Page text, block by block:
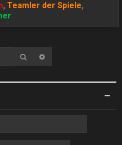
,Teamler der Spiele,
Suche